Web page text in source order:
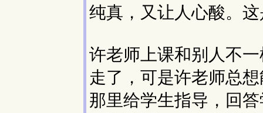
纯真，又让人心酸。
许老师上课和别人不
走了，可是许老师总
那里给学生指导，回